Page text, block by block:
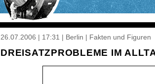
26.07.2006 | 17:31 | Berlin | Fakten und Figuren
DREISATZPROBLEME IM